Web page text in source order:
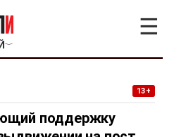
﹀
☰
13+
поддержку